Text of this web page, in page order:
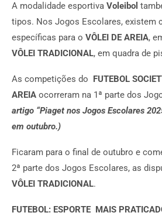
A modalidade esportiva Voleibol
tipos. Nos Jogos Escolares, existem
específicas para o VÔLEI DE AREIA,
VÔLEI TRADICIONAL, em quadra de
As competições do FUTEBOL
AREIA ocorreram na 1ª parte dos
artigo “Piaget nos Jogos Escolares
em outubro.)
Ficaram para o final de outubro e
2ª parte dos Jogos Escolares, as
VÔLEI TRADICIONAL.
FUTEBOL: ESPORTE MAIS